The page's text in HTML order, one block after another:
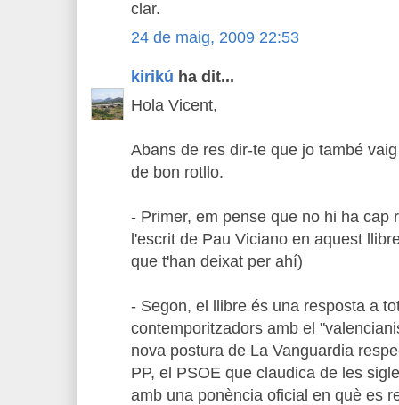
clar.
24 de maig, 2009 22:53
kirikú ha dit...
Hola Vicent,
Abans de res dir-te que jo també
de bon rotllo.
- Primer, em pense que no hi ha cap
l'escrit de Pau Viciano en aquest
que t'han deixat per ahí)
- Segon, el llibre és una resposta a
contemporitzadors amb el
nova postura de La Vanguardia
PP, el PSOE que claudica de les
amb una ponència oficial en què es